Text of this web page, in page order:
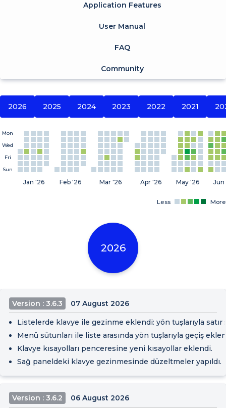
Application Features
User Manual
FAQ
Community
2026 2025 2024 2023 2022 2021
Mon
Wed
Fri
Sun
Jan '26 Feb '26 Mar '26 Apr '26 May '26 Jun
Less More
2026
Version : 3.6.3 07 August 2026
Listelerde klavye ile gezinme eklendi: yön tuşlarıyla
Menü sütunları ile liste arasında yön tuşlarıyla geçiş
Klavye kısayolları penceresine yeni kısayollar eklendi.
Sağ paneldeki klavye gezinmesinde düzeltmeler yapıldı.
Version : 3.6.2 06 August 2026